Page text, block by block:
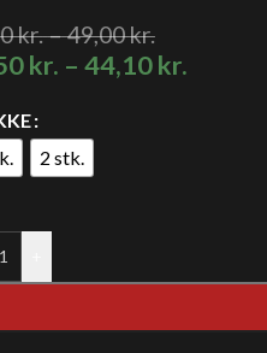
kr.–49,00kr.
kr. – 44,10kr.
2 stk.